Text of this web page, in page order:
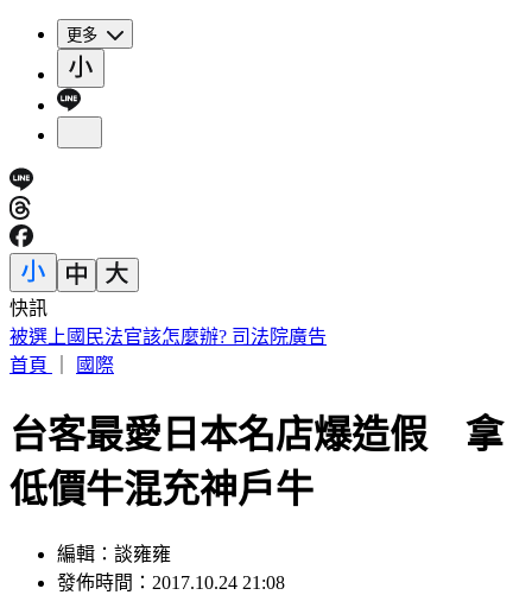
更多
快訊
被選上國民法官該怎麼辦? 司法院廣告
首頁
國際
台客最愛日本名店爆造假 拿
低價牛混充神戶牛
編輯：談雍雍
發佈時間：2017.10.24 21:08